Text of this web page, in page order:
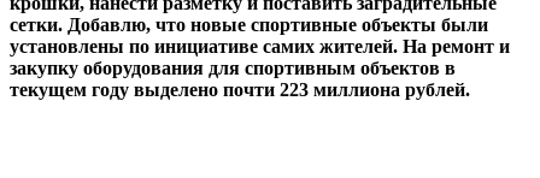
сетки. Добавлю, что новые спортивные объекты были
установлены по инициативе самих жителей. На ремонт и
закупку оборудования для спортивным объектов в
текущем году выделено почти 223 миллиона рублей.